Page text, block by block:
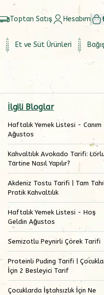
Toptan Satış Hesabım
Et ve Süt Ürünleri
İlgili Bloglar
Haftalık Yemek Listesi - Canım
Ağustos
Kahvaltılık Avokado Tarifi:
Tartine Nasıl Yapılır?
Akdeniz Tostu Tarifi | Tam
Pratik Kahvaltılık
Haftalık Yemek Listesi - Hoş
Geldin Ağustos
Semizotlu Peynirli Çörek Tarifi
Proteinli Puding Tarifi |
İçin 2 Besleyici Tarif
Çocuklarda İştahsızlık İçin Ne